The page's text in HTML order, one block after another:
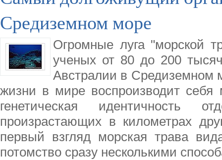
Средиземном море
Огромные луга "морской
ученых от 80 до 200
Австралии в Средиземном
жизни в мире воспроизводит себя
генетическая идентичность
произрастающих в километрах
первый взгляд морская трава
потомство сразу несколькими